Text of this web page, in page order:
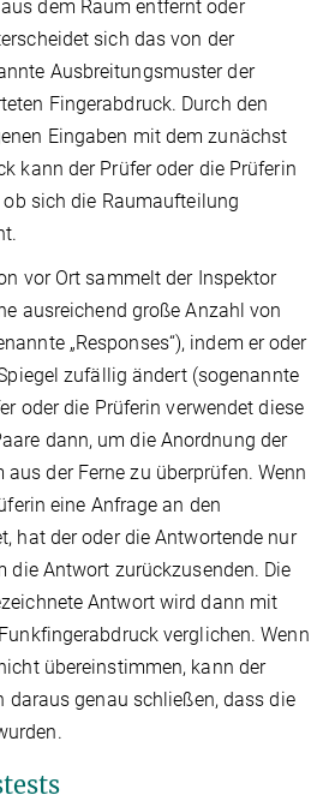
dem Raum entfernt oder
sich das von der
Ausbreitungsmuster der
Fingerabdruck. Durch den
Eingaben mit dem zunächst
kann der Prüfer oder die Prüferin
sich die Raumaufteilung
vor Ort sammelt der Inspektor
ausreichend große Anzahl von
„Responses“), indem er oder
zufällig ändert (sogenannte
oder die Prüferin verwendet diese
dann, um die Anordnung der
der Ferne zu überprüfen. Wenn
eine Anfrage an den
hat der oder die Antwortende nur
die Antwort zurückzusenden. Die
Antwort wird dann mit
verglichen. Wenn
übereinstimmen, kann der
daraus genau schließen, dass die